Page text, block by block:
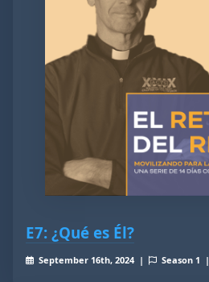
E7: ¿Qué es Él?
September 16th, 2024 | Season 1 |